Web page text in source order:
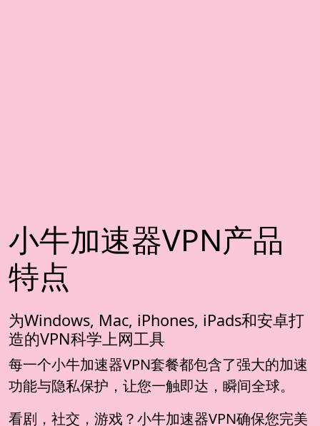
小牛加速器VPN产品
特点
为Windows, Mac, iPhones, iPads和安卓打
造的VPN科学上网工具
每一个小牛加速器VPN套餐都包含了强大的加速
功能与隐私保护，让您一触即达，瞬间全球。
看剧，社交，游戏？小牛加速器VPN确保您完美